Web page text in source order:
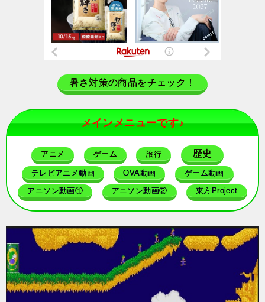
暑さ対策の商品をチェック！
メインメニューです♪
アニメ ゲーム 旅行 歴史
テレビアニメ動画 OVA動画 ゲーム動画
アニソン動画① アニソン動画② 東方Project